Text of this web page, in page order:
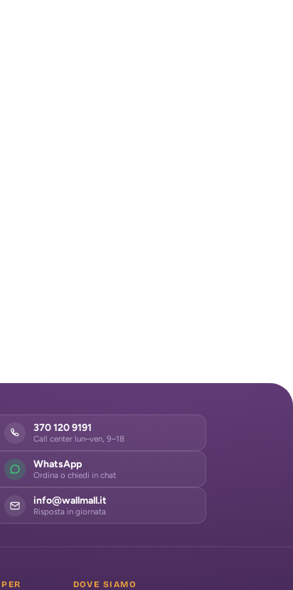
370 120 9191
Call center lun–ven, 9–18
WhatsApp
Ordina o chiedi in chat
info@wallmall.it
Risposta in giornata
DOVE SIAMO